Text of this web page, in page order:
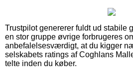
Trustpilot genererer fuldt ud stabile
en stor gruppe øvrige forbrugeres
anbefalelsesværdigt, at du kigger
selskabets ratings af Coghlans
telte inden du køber.